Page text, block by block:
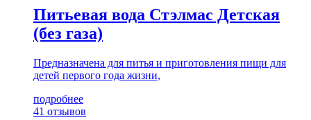
Питьевая вода Стэлмас Детская
(без газа)
Предназначена для питья и приготовления пищи для
детей первого года жизни,
подробнее
41 отзывов